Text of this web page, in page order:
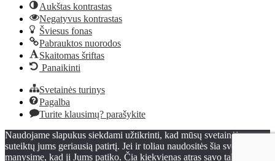
Aukštas kontrastas
Negatyvus kontrastas
Šviesus fonas
Pabrauktos nuorodos
Skaitomas šriftas
Panaikinti
Svetainės turinys
Pagalba
Turite klausimų? parašykite
Naudojame slapukus siekdami užtikrinti, kad mūsų svetainėje
suteiktų jums geriausią patirtį. Jei ir toliau naudositės šia svetaine,
manysime, kad ji Jums patiko. Čia kiekvienas atras savo talentą